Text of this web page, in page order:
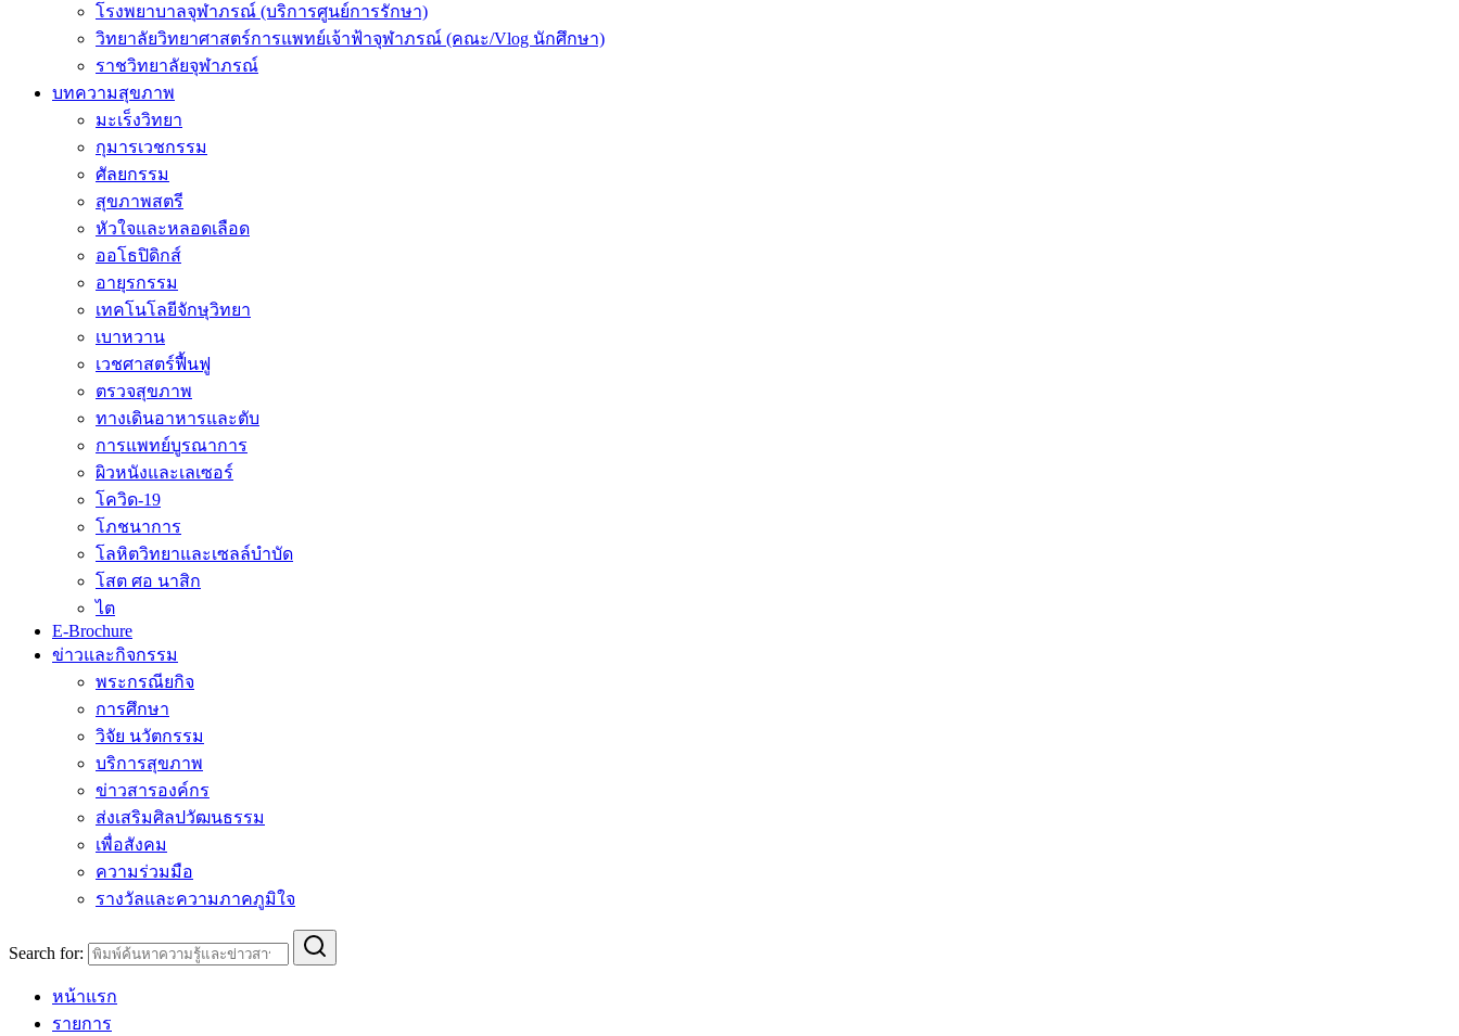
โรงพยาบาลจุฬาภรณ์ (บริการศูนย์การรักษา)
วิทยาลัยวิทยาศาสตร์การแพทย์เจ้าฟ้าจุฬาภรณ์ (คณะ/Vlog นักศึกษา)
ราชวิทยาลัยจุฬาภรณ์
บทความสุขภาพ
มะเร็งวิทยา
กุมารเวชกรรม
ศัลยกรรม
สุขภาพสตรี
หัวใจและหลอดเลือด
ออโธปิดิกส์
อายุรกรรม
เทคโนโลยีจักษุวิทยา
เบาหวาน
เวชศาสตร์ฟื้นฟู
ตรวจสุขภาพ
ทางเดินอาหารและตับ
การแพทย์บูรณาการ
ผิวหนังและเลเซอร์
โควิด-19
โภชนาการ
โลหิตวิทยาและเซลล์บำบัด
โสต ศอ นาสิก
ไต
E-Brochure
ข่าวและกิจกรรม
พระกรณียกิจ
การศึกษา
วิจัย นวัตกรรม
บริการสุขภาพ
ข่าวสารองค์กร
ส่งเสริมศิลปวัฒนธรรม
เพื่อสังคม
ความร่วมมือ
รางวัลและความภาคภูมิใจ
Search for:
หน้าแรก
รายการ